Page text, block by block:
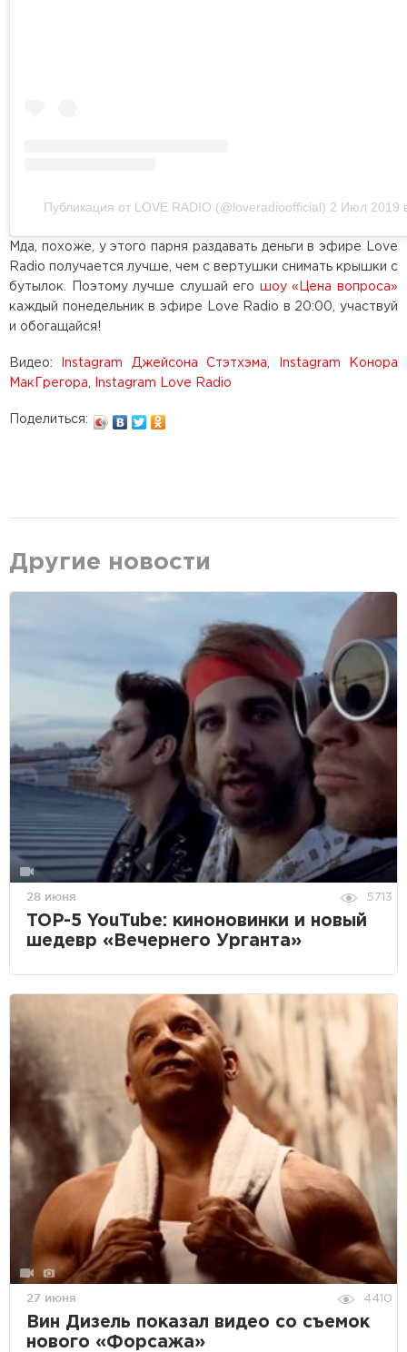
Публикация от LOVE RADIO (@loveradioofficial) 2 Июл 2019
Мда, похоже, у этого парня раздавать деньги в эфире Love
Radio получается лучше, чем с вертушки снимать крышки с
бутылок. Поэтому лучше слушай его шоу «Цена вопроса»
каждый понедельник в эфире Love Radio в 20:00, участвуй
и обогащайся!
Видео: Instagram Джейсона Стэтхэма
Instagram Конора
МакГрегора
Instagram Love Radio
Поделиться:
Другие новости
28 июня 5713
TOP-5 YouTube: киноновинки и новый
шедевр «Вечернего Урганта»
27 июня 4410
Вин Дизель показал видео со съемок
нового «Форсажа»